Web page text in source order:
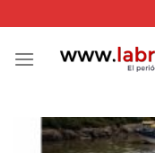
to
content